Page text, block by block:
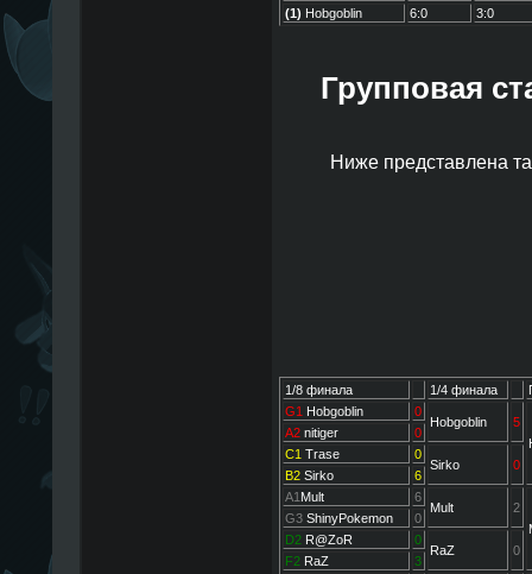
(1) Hobgoblin 6:0 3:0
Групповая
Ниже представлена
1/8 финала 1/4 финала
G1 Hobgoblin 0
Hobgoblin
5
A2nitiger
0
C1 Trase 0
Sirko 0
B2Sirko
6
A1 Mult 6
Mult
2
G3ShinyPokemon
0
D2R@ZoR 0
RaZ 0
F2RaZ
3